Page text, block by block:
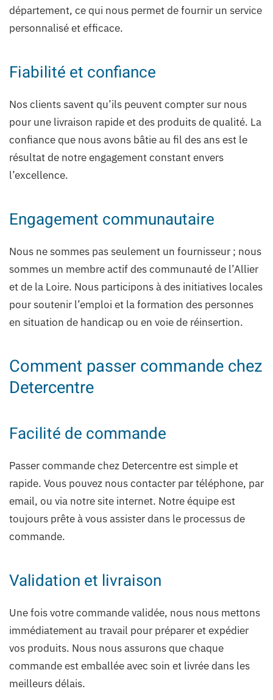
département, ce qui nous permet de fournir un service
personnalisé et efficace.
Fiabilité et confiance
Nos clients savent qu’ils peuvent compter sur nous
pour une livraison rapide et des produits de qualité. La
confiance que nous avons bâtie au fil des ans est le
résultat de notre engagement constant envers
l’excellence.
Engagement communautaire
Nous ne sommes pas seulement un fournisseur ; nous
sommes un membre actif des communauté de l’Allier
et de la Loire. Nous participons à des initiatives locales
pour soutenir l’emploi et la formation des personnes
en situation de handicap ou en voie de réinsertion.
Comment passer commande chez
Detercentre
Facilité de commande
Passer commande chez Detercentre est simple et
rapide. Vous pouvez nous contacter par téléphone, par
email, ou via notre site internet. Notre équipe est
toujours prête à vous assister dans le processus de
commande.
Validation et livraison
Une fois votre commande validée, nous nous mettons
immédiatement au travail pour préparer et expédier
vos produits. Nous nous assurons que chaque
commande est emballée avec soin et livrée dans les
meilleurs délais.